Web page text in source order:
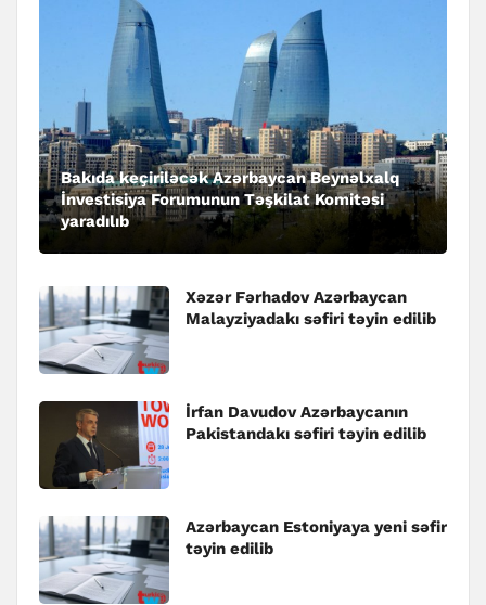
Bakıda keçiriləcək Azərbaycan Beynəlxalq
İnvestisiya Forumunun Təşkilat Komitəsi
yaradılıb
Xəzər Fərhadov Azərbaycan
Malayziyadakı səfiri təyin edilib
İrfan Davudov Azərbaycanın
Pakistandakı səfiri təyin edilib
Azərbaycan Estoniyaya yeni səfir
təyin edilib